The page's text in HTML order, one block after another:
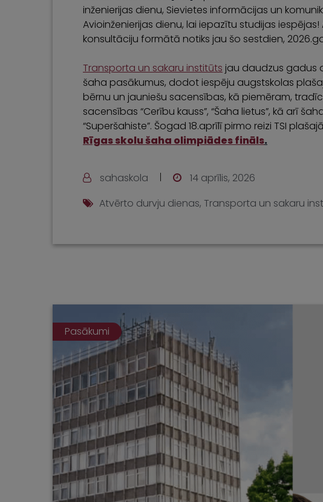
inženierijas dienu, Sievietes informācijas un
Avioinženierijas dienu, lai iepazītu studijas
konsultāciju formātā notiks jau šo sestdien,
Transporta un sakaru institūts jau daudzus gadus
šaha pasākumus, dodot iespēju augstskolas
bērnu un jauniešu sacensības, kā piemēram,
sacensības “Cerību kauss”, “Šaha lietus”, kā arī
“Superšahiste”. Šogad 18.aprīlī pirmo reizi TSI
Rīgas skolu šaha olimpiādes fināls.
sahaskola
14 aprīlis, 2026
Atvērto durvju dienas, Transporta un sakaru
Pasākumi